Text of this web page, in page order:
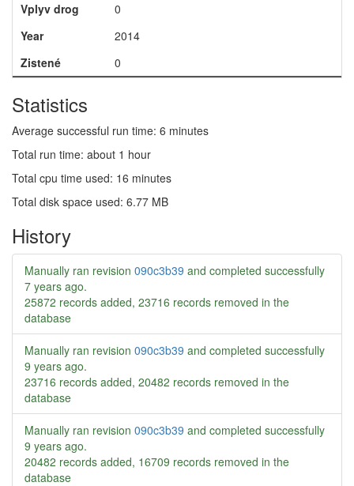
Vplyv drog
0
Year
2014
Zistené
0
Statistics
Average successful run time: 6 minutes
Total run time: about 1 hour
Total cpu time used: 16 minutes
Total disk space used: 6.77 MB
History
Manually ran revision 090c3b39 and completed successfully
7 years ago.
25872 records added, 23716 records removed in the
database
Manually ran revision 090c3b39 and completed successfully
9 years ago.
23716 records added, 20482 records removed in the
database
Manually ran revision 090c3b39 and completed successfully
9 years ago.
20482 records added, 16709 records removed in the
database